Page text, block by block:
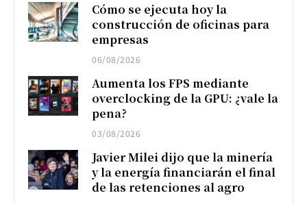
Cómo se ejecuta hoy la
construcción de oficinas para
empresas
06/08/2026
Aumenta los FPS mediante
overclocking de la GPU: ¿vale la
pena?
03/08/2026
Javier Milei dijo que la minería
y la energía financiarán el final
de las retenciones al agro